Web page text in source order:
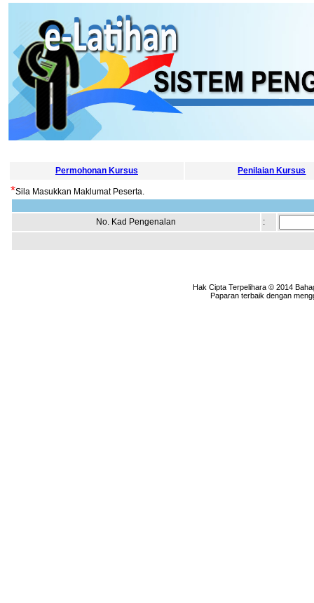
Permohonan Kursus Penilaian Kursus
*Sila Masukkan Maklumat Peserta.
No. Kad Pengenalan :
Hak Cipta Terpelihara © 2014
Paparan terbaik dengan